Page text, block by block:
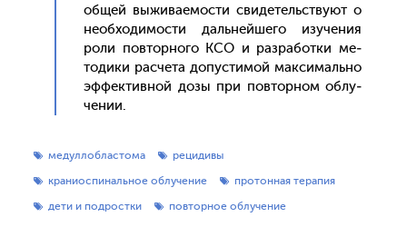
об­щей вы­жива­емос­ти сви­детель­ству­ют о
не­об­хо­димос­ти даль­ней­ше­го изу­чения
ро­ли пов­торно­го КСО и раз­ра­бот­ки ме­
тоди­ки рас­че­та до­пус­ти­мой мак­си­маль­но
эф­фектив­ной до­зы при пов­торном об­лу­
чении.
медуллобластома
рецидивы
краниоспинальное облучение
протонная терапия
дети и подростки
повторное облучение